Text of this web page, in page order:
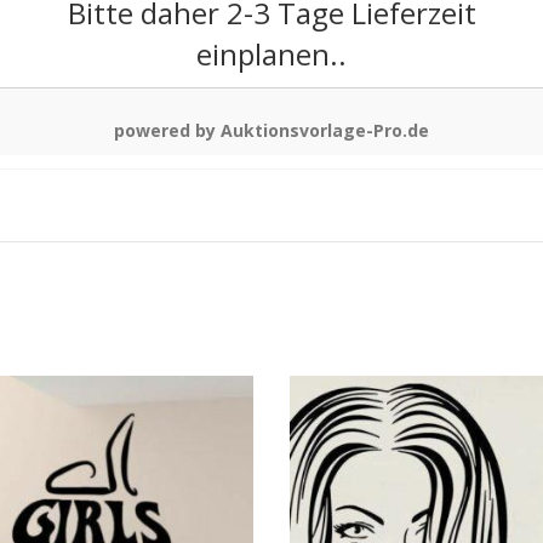
Bitte daher 2-3 Tage Lieferzeit
einplanen..
powered by Auktionsvorlage-Pro.de